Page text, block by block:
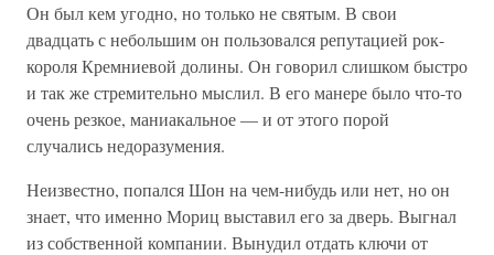
Он был кем угодно, но только не святым. В свои
двадцать с небольшим он пользовался репутацией рок-
короля Кремниевой долины. Он говорил слишком быстро
и так же стремительно мыслил. В его манере было что-то
очень резкое, маниакальное — и от этого порой
случались недоразумения.
Неизвестно, попался Шон на чем-нибудь или нет, но он
знает, что именно Мориц выставил его за дверь. Выгнал
из собственной компании. Вынудил отдать ключи от